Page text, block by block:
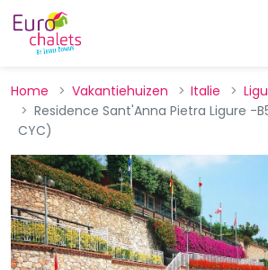
Home Vakantiehuizen Italie
Residence Sant'Anna Pietra Ligure -
CYC)